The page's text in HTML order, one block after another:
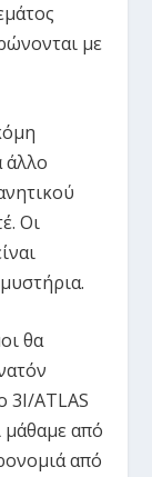
με
άλλο
Οι
θα
3I/ATLAS
μάθαμε από
από